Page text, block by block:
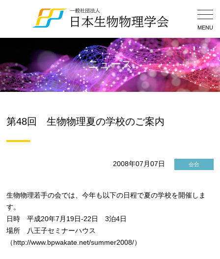
MENU
ニュース
第48回 生物物理夏の学校のご案内
2008年07月07日 会合
生物物理若手の会では、今年も以下の日程で夏の学校を開催しま
す。
日時 平成20年7月19日-22日 3泊4日
場所 八王子セミナーハウス
（http://www.bpwakate.net/summer2008/）